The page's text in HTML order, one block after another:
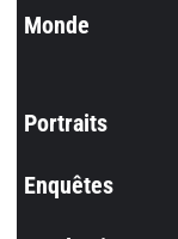
Monde
Portraits
Enquêtes